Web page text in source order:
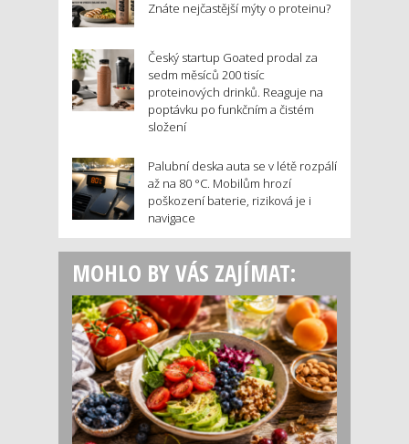
Znáte nejčastější mýty o proteinu?
Český startup Goated prodal za
sedm měsíců 200 tisíc
proteinových drinků. Reaguje na
poptávku po funkčním a čistém
složení
Palubní deska auta se v létě rozpálí
až na 80 °C. Mobilům hrozí
poškození baterie, riziková je i
navigace
MOHLO BY VÁS ZAJÍMAT: